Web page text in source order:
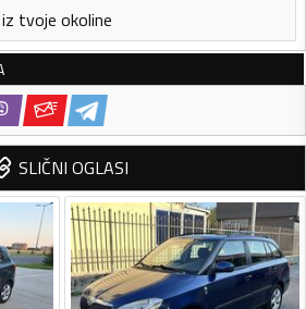
tvoje okoline
SLIČNI OGLASI